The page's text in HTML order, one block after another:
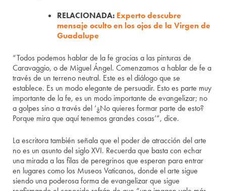
RELACIONADA: Experto descubre
mensaje oculto en los ojos de la Virgen de
Guadalupe
“Todos podemos hablar de la fe gracias a las pinturas de
Caravaggio, o de Miguel Ángel. Comenzamos a hablar de fe a
través de un terreno neutral. Este es el diálogo que se
establece. Es un modo elegante de persuadir. Esto es parte muy
importante de la fe, es un modo importante de evangelizar; no
a golpes sino a través del ‘¿No quieres formar parte de esto?
Porque mira que aquí tenemos grandes cosas’”, dice.
La escritora también señala que el poder de atracción del arte
no es un asunto del siglo XVI. Recuerda que basta con echar
una mirada a las filas de peregrinos que esperan para entrar
en lugares como los Museos Vaticanos, donde el arte sigue
siendo una poderosa forma de evangelizar que sigue